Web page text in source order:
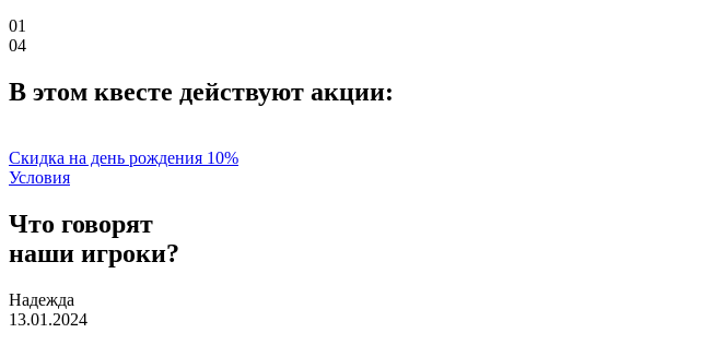
01
04
В этом квесте действуют акции:
Скидка на день рождения 10%
Условия
Что говорят
наши игроки?
Надежда
13.01.2024